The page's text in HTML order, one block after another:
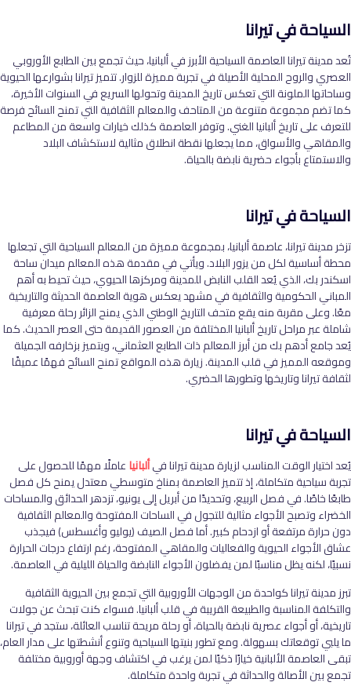
السياحة في تيرانا
تُعد مدينة تيرانا العاصمة السياحية الأبرز في ألبانيا، حيث تجمع بين الطابع الأوروبي
العصري والروح المحلية الأصيلة في تجربة مميزة للزوار. تتميز تيرانا بشوارعها الحيوية
وساحاتها الملونة التي تعكس تاريخ المدينة وتحولها السريع في السنوات الأخيرة،
كما تضم مجموعة متنوعة من المتاحف والمعالم الثقافية التي تمنح السائح فرصة
للتعرف على تاريخ ألبانيا الغني. وتوفر العاصمة كذلك خيارات واسعة من المطاعم
والمقاهي والأسواق، مما يجعلها نقطة انطلاق مثالية لاستكشاف البلاد
والاستمتاع بأجواء حضرية نابضة بالحياة.
السياحة في تيرانا
تزخر مدينة تيرانا، عاصمة ألبانيا، بمجموعة مميزة من المعالم السياحية التي تجعلها
محطة أساسية لكل من يزور البلاد. ويأتي في مقدمة هذه المعالم ميدان ساحة
اسكندر بك، الذي يُعد القلب النابض للمدينة ومركزها الحيوي، حيث تحيط به أهم
المباني الحكومية والثقافية في مشهد يعكس هوية العاصمة الحديثة والتاريخية
معًا. وعلى مقربة منه يقع متحف التاريخ الوطني الذي يمنح الزائر رحلة معرفية
شاملة عبر مراحل تاريخ ألبانيا المختلفة من العصور القديمة حتى العصر الحديث. كما
يُعد جامع أدهم بك من أبرز المعالم ذات الطابع العثماني، ويتميز بزخارفه الجميلة
وموقعه المميز في قلب المدينة. زيارة هذه المواقع تمنح السائح فهمًا عميقًا
لثقافة تيرانا وتاريخها وتطورها الحضري.
السياحة في تيرانا
يُعد اختيار الوقت المناسب لزيارة مدينة تيرانا فيألبانياعاملًا مهمًا للحصول على
تجربة سياحية متكاملة، إذ تتميز العاصمة بمناخ متوسطي معتدل يمنح كل فصل
طابعًا خاصًا. في فصل الربيع، وتحديدًا من أبريل إلى يونيو، تزدهر الحدائق والمساحات
الخضراء وتصبح الأجواء مثالية للتجول في الساحات المفتوحة والمعالم الثقافية
دون حرارة مرتفعة أو ازدحام كبير. أما فصل الصيف (يوليو وأغسطس) فيجذب
عشاق الأجواء الحيوية والفعاليات والمقاهي المفتوحة، رغم ارتفاع درجات الحرارة
نسبيًا، لكنه يظل مناسبًا لمن يفضلون الأجواء النابضة والحياة الليلية في العاصمة.
تبرز مدينة تيرانا كواحدة من الوجهات الأوروبية التي تجمع بين الحيوية الثقافية
والتكلفة المناسبة والطبيعة القريبة في قلب ألبانيا. فسواء كنت تبحث عن جولات
تاريخية، أو أجواء عصرية نابضة بالحياة، أو رحلة مريحة تناسب العائلة، ستجد في تيرانا
ما يلبي توقعاتك بسهولة. ومع تطور بنيتها السياحية وتنوع أنشطتها على مدار العام،
تبقى العاصمة الألبانية خيارًا ذكيًا لمن يرغب في اكتشاف وجهة أوروبية مختلفة
تجمع بين الأصالة والحداثة في تجربة واحدة متكاملة.